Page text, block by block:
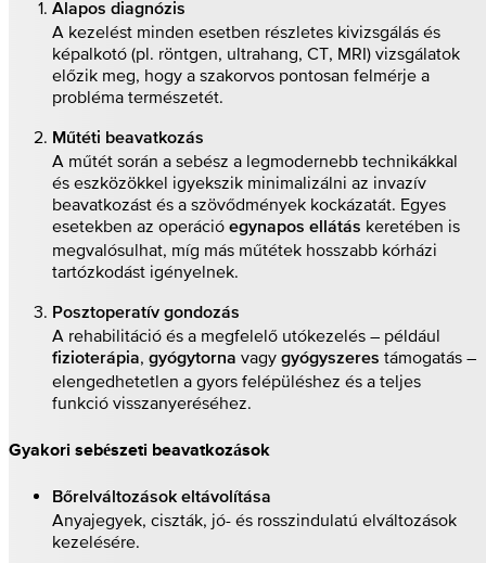
Alapos diagnózis
A kezelést minden esetben részletes kivizsgálás és
képalkotó (pl. röntgen, ultrahang, CT, MRI) vizsgálatok
előzik meg, hogy a szakorvos pontosan felmérje a
probléma természetét.
Műtéti beavatkozás
A műtét során a sebész a legmodernebb technikákkal
és eszközökkel igyekszik minimalizálni az invazív
beavatkozást és a szövődmények kockázatát. Egyes
esetekben az operáció egynapos ellátás keretében is
megvalósulhat, míg más műtétek hosszabb kórházi
tartózkodást igényelnek.
Posztoperatív gondozás
A rehabilitáció és a megfelelő utókezelés – például
fizioterápia, gyógytorna vagy gyógyszeres támogatás –
elengedhetetlen a gyors felépüléshez és a teljes
funkció visszanyeréséhez.
Gyakori sebészeti beavatkozások
Bőrelváltozások eltávolítása
Anyajegyek, ciszták, jó- és rosszindulatú elváltozások
kezelésére.